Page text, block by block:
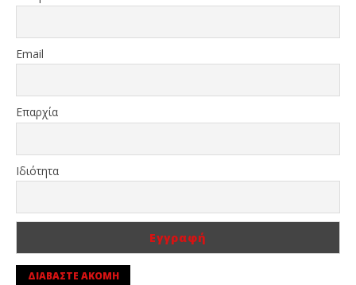
Email
Επαρχία
Ιδιότητα
ΔΙΑΒΑΣΤΕ ΑΚΟΜΗ